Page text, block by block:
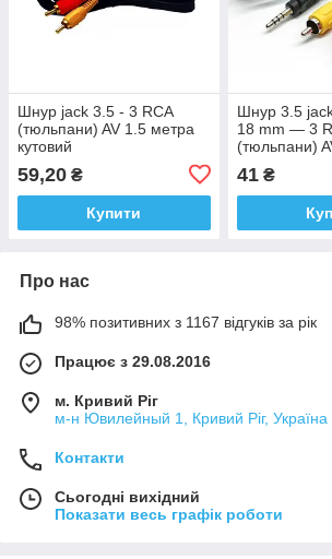
Шнур jack 3.5 - 3 RCA
(тюльпани) AV 1.5 метра
кутовий
59,20 ₴
Купити
Шнур 3.5
18 mm — 3
(тюльпани)
41₴
Про нас
98% позитивних з 1167 відгуків за рік
Працює з 29.08.2016
м. Кривий Ріг
м-н Ювилейный 1, Кривий Ріг, Україна
Контакти
Сьогодні вихідний
Показати весь графік роботи